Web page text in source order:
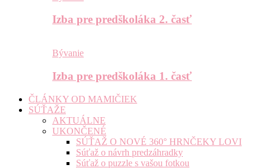
Izba pre predškoláka 2. časť
Bývanie
Izba pre predškoláka 1. časť
ČLÁNKY OD MAMIČIEK
SÚŤAŽE
AKTUÁLNE
UKONČENÉ
SÚŤAŽ O NOVÉ 360° HRNČEKY LOVI
Súťaž o návrh predzáhradky
Súťaž o puzzle s vašou fotkou